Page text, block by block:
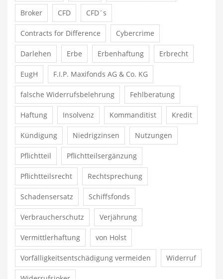
Broker CFD CFD´s
Contracts for Difference Cybercrime
Darlehen Erbe Erbenhaftung Erbrecht
EugH F.I.P. Maxifonds AG & Co. KG
falsche Widerrufsbelehrung Fehlberatung
Haftung Insolvenz Kommanditist Kredit
Kündigung Niedrigzinsen Nutzungen
Pflichtteil Pflichtteilsergänzung
Pflichtteilsrecht Rechtsprechung
Schadensersatz Schiffsfonds
Verbraucherschutz Verjährung
Vermittlerhaftung von Holst
Vorfälligkeitsentschädigung vermeiden Widerruf